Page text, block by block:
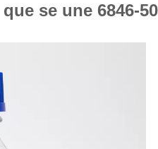
se une 6846-